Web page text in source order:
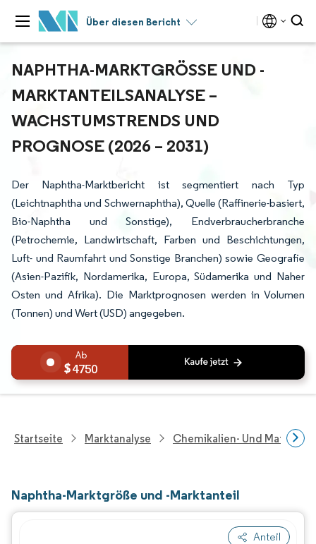
Über diesen Bericht
NAPHTHA-MARKTGRÖSSE UND -M
ARKTANTEILSANALYSE – W
ACHSTUMSTRENDS UND P
ROGNOSE (2026 – 2031)
Der Naphtha-Marktbericht ist segmentiert nach Typ
(Leichtnaphtha und Schwernaphtha), Quelle (Raffinerie-basiert,
Bio-Naphtha und Sonstige), Endverbraucherbranche
(Petrochemie, Landwirtschaft, Farben und Beschichtungen,
Luft- und Raumfahrt und Sonstige Branchen) sowie Geografie
(Asien-Pazifik, Nordamerika, Europa, Südamerika und Naher
Osten und Afrika). Die Marktprognosen werden in Volumen
(Tonnen) und Wert (USD) angegeben.
4750
Startseite Marktanalyse Chemikalien- Und
Naphtha-Marktgröße und -Marktanteil
Anteil